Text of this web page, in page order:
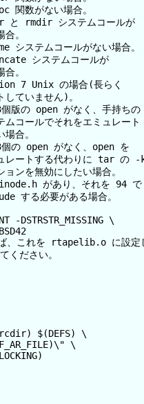
数がない場合。
rmdir システムコールが
。
システムコールがない場合。
システムコールが
。
Unix の場合(長らく
ません)。
の open がなく、手持ちの
でそれをエミュレート
。
open がなく、open を
する代わりに tar の -
無効にしたい場合。
があり、それを 94 で
必要がある場合。
-DSTRSTR_MISSING \
ば、これを rtapelib.o に設定
ください。
$(DEFS) \
\